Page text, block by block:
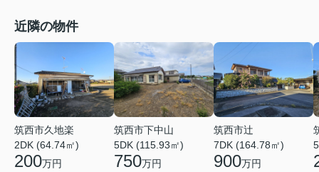
近隣の物件
筑西市久地楽
2DK (64.74㎡)
200万円
筑西市下中山
5DK (115.93㎡)
750万円
筑西市辻
7DK (164.78㎡)
900万円